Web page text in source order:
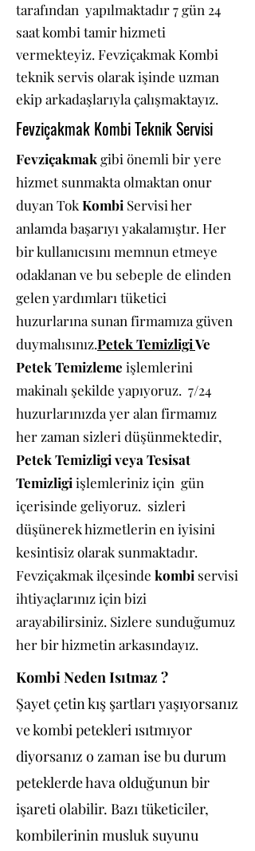
tarafından yapılmaktadır 7 gün 24
saat kombi tamir hizmeti
vermekteyiz. Fevziçakmak Kombi
teknik servis olarak işinde uzman
ekip arkadaşlarıyla çalışmaktayız.
Fevziçakmak Kombi Teknik Servisi
Fevziçakmakgibi önemli bir yere
hizmet sunmakta olmaktan onur
duyan TokKombi Servisi her
anlamda başarıyı yakalamıştır. Her
bir kullanıcısını memnun etmeye
odaklanan ve bu sebeple de elinden
gelen yardımları tüketici
huzurlarına sunan firmamıza güven
duymalısınız.Petek TemizligiVe
Petek Temizleme işlemlerini
makinalı şekilde yapıyoruz. 7/24
huzurlarınızda yer alan firmamız
her zaman sizleri düşünmektedir,
Petek Temizligi veya Tesisat
Temizligiişlemleriniz için gün
içerisinde geliyoruz. sizleri
düşünerek hizmetlerin en iyisini
kesintisiz olarak sunmaktadır.
Fevziçakmak ilçesinde kombi servisi
ihtiyaçlarınız için bizi
arayabilirsiniz. Sizlere sunduğumuz
her bir hizmetin arkasındayız.
Kombi Neden Isıtmaz ?
Şayet çetin kış şartları yaşıyorsanız
ve kombi petekleri ısıtmıyor
diyorsanız o zaman ise bu durum
peteklerde hava olduğunun bir
işareti olabilir. Bazı tüketiciler,
kombilerinin musluk suyunu